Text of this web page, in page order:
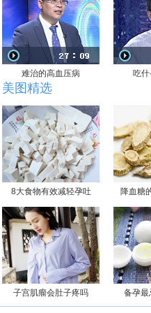
难治的高血压病 吃
美图精选
8大食物有效减轻孕吐 降血糖
子宫肌瘤会肚子疼吗 备孕最